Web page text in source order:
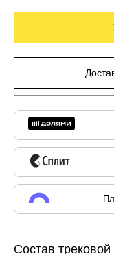
Состав